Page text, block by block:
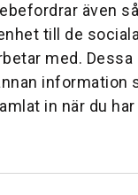
även
till de
med. Dessa
information
in när du